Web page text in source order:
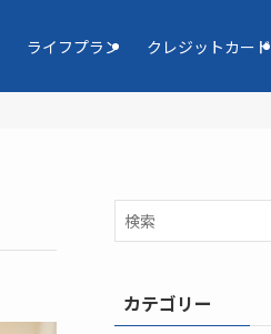
ライフプラン クレジットカード
カテゴリー